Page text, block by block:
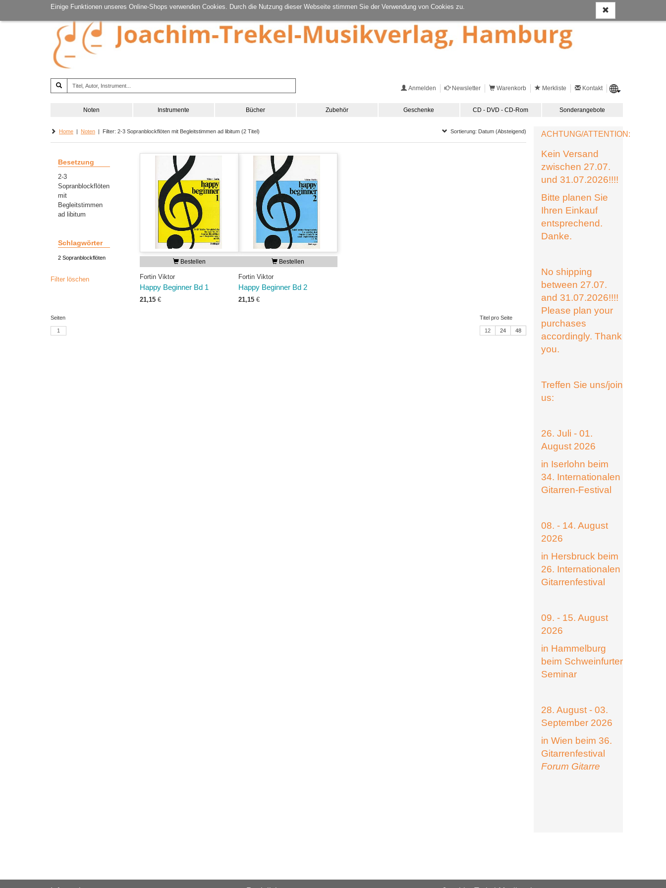
Einige Funktionen unseres Online-Shops verwenden Cookies. Durch die Nutzung dieser Webseite stimmen Sie der Verwendung von Cookies zu.
Anmelden Newsletter Warenkorb Merkliste Kontakt
Noten Instrumente Bücher Zubehör Geschenke CD - DVD - CD-Rom Sonderangebote
Home | Noten | Filter: 2-3 Sopranblockflöten mit Begleitstimmen ad libitum (2 Titel) Sortierung: Datum (Absteigend)
Besetzung
2-3
Sopranblockflöten
mit
Begleitstimmen
ad libitum
Schlagwörter
2 Sopranblockflöten
Filter löschen
Bestellen
Fortin Viktor
Happy Beginner Bd 1
21,15 €
Bestellen
Fortin Viktor
Happy Beginner Bd 2
21,15 €
Seiten
1
Titel pro Seite
12 24 48
ACHTUNG/ATTENTION:
Kein Versand
zwischen 27.07.
und 31.07.2026!!!!
Bitte planen Sie
Ihren Einkauf
entsprechend.
Danke.
No shipping
between 27.07.
and 31.07.2026!!!!
Please plan your
purchases
accordingly. Thank
you.
Treffen Sie uns/join
us:
26. Juli - 01.
August 2026
in Iserlohn beim
34. Internationalen
Gitarren-Festival
08. - 14. August
2026
in Hersbruck beim
26. Internationalen
Gitarrenfestival
09. - 15. August
2026
in Hammelburg
beim Schweinfurter
Seminar
28. August - 03.
September 2026
in Wien beim 36.
Gitarrenfestival
Forum Gitarre